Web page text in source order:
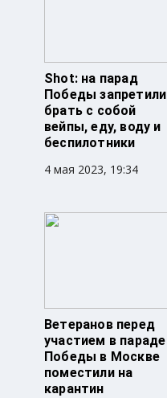
Shot: на парад
Победы запретили
брать с собой
вейпы, еду, воду и
беспилотники
4 мая 2023, 19:34
Ветеранов перед
участием в параде
Победы в Москве
поместили на
карантин